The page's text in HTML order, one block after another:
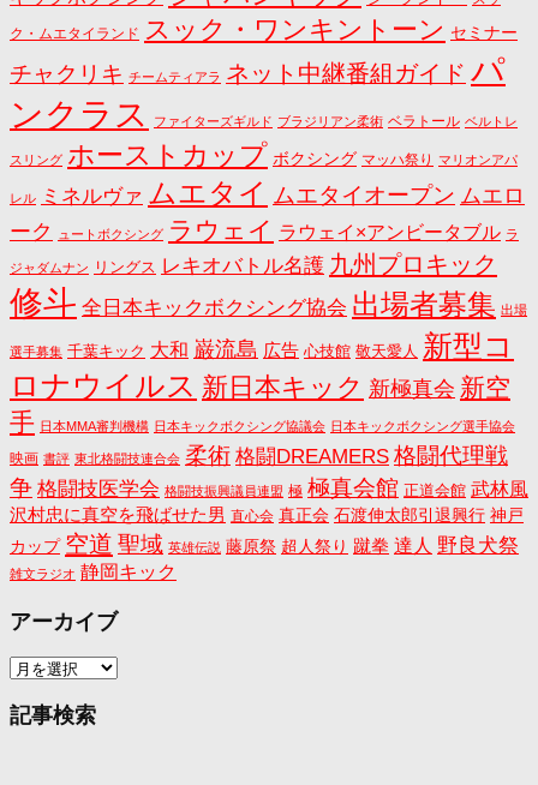
ク・ムエタイランド スック・ワンキントーン セミナー
チャクリキ チームティアラ ネット中継番組ガイド パ
ンクラス
ファイターズギルド ブラジリアン柔術 ベラトール ベルトレ
スリング ホーストカップ ボクシング マッハ祭り マリオンアパ
レル ミネルヴァ ムエタイ ムエタイオープン ムエロ
ーク
ュートボクシング ラウェイ ラウェイ×アンビータブル ラ
ジャダムナン リングス レキオバトル名護 九州プロキック
修斗 全日本キックボクシング協会 出場者募集 出場
選手募集 千葉キック 大和 巌流島 広告 心技館 敬天愛人 新型コ
ロナウイルス 新日本キック 新極真会 新空
手 日本MMA審判機構 日本キックボクシング協議会 日本キックボクシング選手協会
映画 書評 東北格闘技連合会 柔術 格闘DREAMERS 格闘代理戦
争 格闘技医学会 格闘技振興議員連盟 極 極真会館 正道会館 武林風
沢村忠に真空を飛ばせた男 直心会 真正会 石渡伸太郎引退興行 神戸
カップ 空道 聖域 英雄伝説 藤原祭 超人祭り 蹴拳 達人 野良犬祭
雑文ラジオ 静岡キック
アーカイブ
ア
カ
記事検索